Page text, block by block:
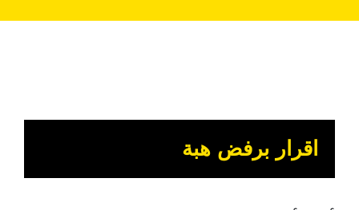
اقرار برفض هبة